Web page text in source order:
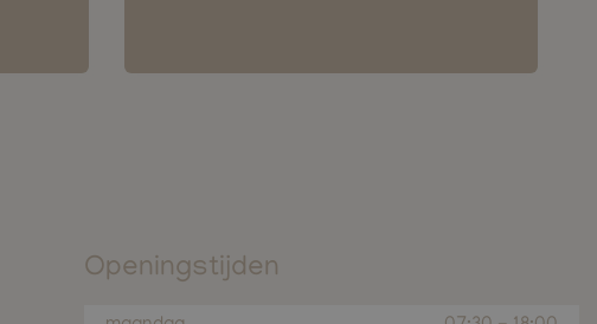
Openingstijden